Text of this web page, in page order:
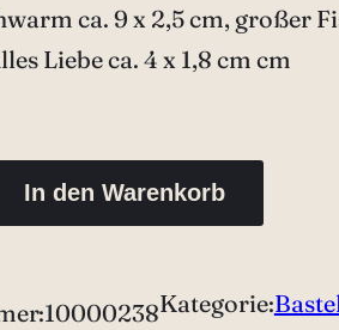
ca. 9 x 2,5 cm, großer
Liebe ca. 4 x 1,8 cm cm
In den Warenkorb
10000238Kategorie: